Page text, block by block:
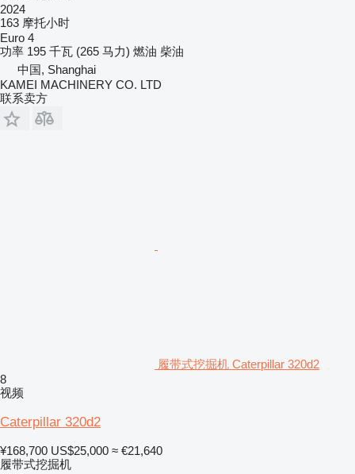
2024
163 摩托小时
Euro 4
功率 195 千瓦 (265 马力) 燃油 柴油
中国, Shanghai
KAMEI MACHINERY CO. LTD
联系卖方
履带式挖掘机 Caterpillar 320d2
8
视频
Caterpillar 320d2
¥168,700 US$25,000 ≈ €21,640
履带式挖掘机